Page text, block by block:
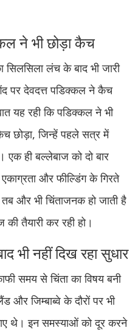
ने भी छोड़ा कैच
सिलसिला लंच के बाद भी जारी
पर देवदत्त पडिक्कल ने कैच
यह रही कि पडिक्कल ने भी
छोड़ा, जिन्हें पहले सत्र में
एक ही बल्लेबाज को दो बार
एकाग्रता और फील्डिंग के गिरते
और भी चिंताजनक हो जाती है
तैयारी कर रही हो।
भी नहीं दिख रहा सुधार
समय से चिंता का विषय बनी
जिम्बाब्वे के दौरों पर भी
थे। इन समस्याओं को दूर करने